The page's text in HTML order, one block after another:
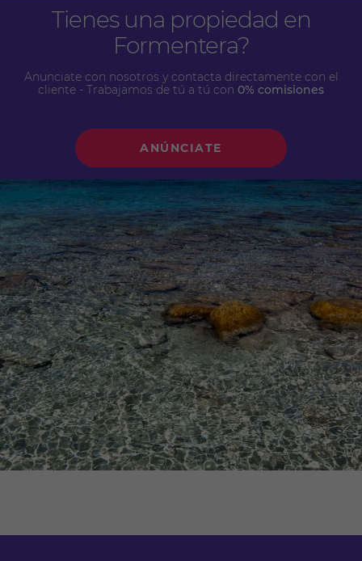
Tienes una propiedad en
Formentera?
Anunciate con nosotros y contacta directamente con el
cliente - Trabajamos de tú a tú con 0% comisiones
ANÚNCIATE